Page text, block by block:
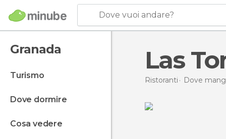
Dove vuoi andare?
Granada
turismo
dove dormire
cosa vedere
Las
Ristoranti Dove